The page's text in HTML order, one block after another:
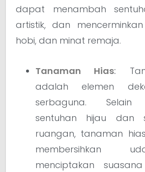
dapat menambah
artistik, dan
hobi, dan minat remaja.
Tanaman Hias:
adalah elemen
serbaguna. Selain
sentuhan hijau dan
ruangan, tanaman
membersihkan
menciptakan